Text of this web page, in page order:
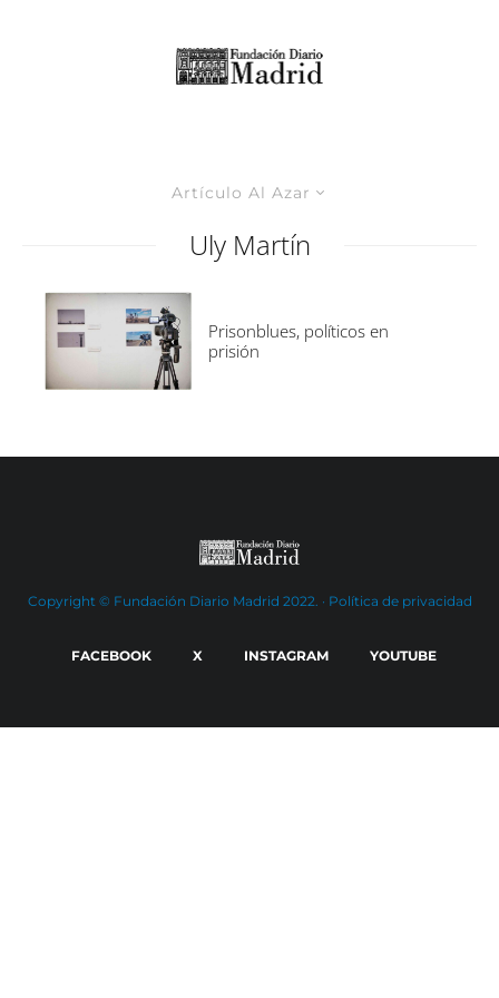
Artículo Al Azar
Uly Martín
Prisonblues, políticos en
prisión
Copyright © Fundación Diario Madrid 2022. · Política de privacidad
FACEBOOK X INSTAGRAM YOUTUBE